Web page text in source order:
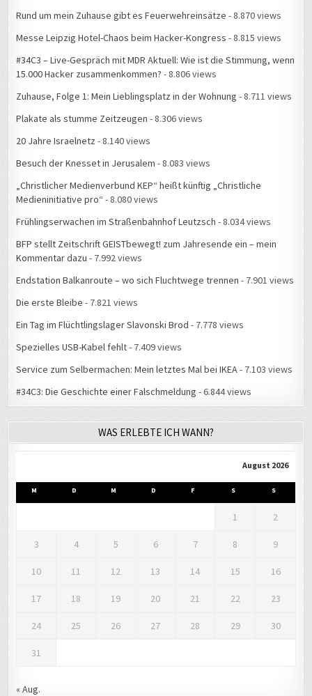
Rund um mein Zuhause gibt es Feuerwehreinsätze - 8.870 views
Messe Leipzig Hotel-Chaos beim Hacker-Kongress - 8.815 views
#34C3 – Live-Gespräch mit MDR Aktuell: Wie ist die Stimmung, wenn
15.000 Hacker zusammenkommen? - 8.806 views
Zuhause, Folge 1: Mein Lieblingsplatz in der Wohnung - 8.711 views
Plakate als stumme Zeitzeugen - 8.306 views
20 Jahre Israelnetz - 8.140 views
Besuch der Knesset in Jerusalem - 8.083 views
„Christlicher Medienverbund KEP“ heißt künftig „Christliche
Medieninitiative pro“ - 8.080 views
Frühlingserwachen im Straßenbahnhof Leutzsch - 8.034 views
BFP stellt Zeitschrift GEISTbewegt! zum Jahresende ein – mein
Kommentar dazu - 7.992 views
Endstation Balkanroute – wo sich Fluchtwege trennen - 7.901 views
Die erste Bleibe - 7.821 views
Ein Tag im Flüchtlingslager Slavonski Brod - 7.778 views
Spezielles USB-Kabel fehlt- 7.409 views
Service zum Selbermachen: Mein letztes Mal bei IKEA- 7.103 views
#34C3: Die Geschichte einer Falschmeldung - 6.844 views
WAS ERLEBTE ICH WANN?
August 2026
M D M D F S S
1 2
3 4 5 6 7 8 9
10 11 12 13 14 15 16
17 18 19 20 21 22 23
24 25 26 27 28 29 30
31
« Aug.